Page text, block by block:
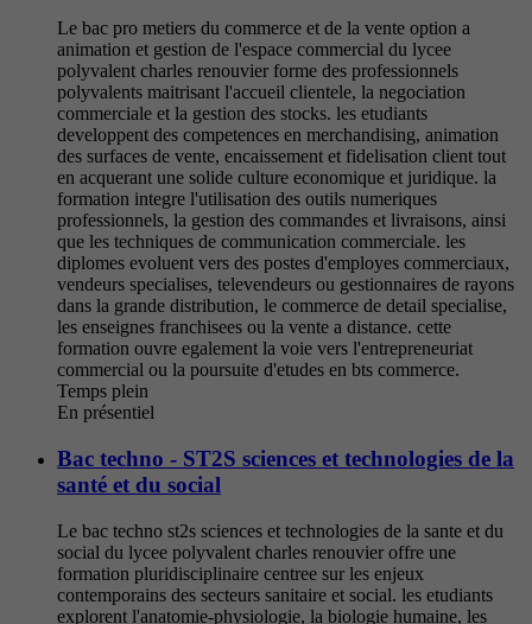
Le bac pro metiers du commerce et de la vente option a
animation et gestion de l'espace commercial du lycee
polyvalent charles renouvier forme des professionnels
polyvalents maitrisant l'accueil clientele, la negociation
commerciale et la gestion des stocks. les etudiants
developpent des competences en merchandising, animation
des surfaces de vente, encaissement et fidelisation client tout
en acquerant une solide culture economique et juridique. la
formation integre l'utilisation des outils numeriques
professionnels, la gestion des commandes et livraisons, ainsi
que les techniques de communication commerciale. les
diplomes evoluent vers des postes d'employes commerciaux,
vendeurs specialises, televendeurs ou gestionnaires de rayons
dans la grande distribution, le commerce de detail specialise,
les enseignes franchisees ou la vente a distance. cette
formation ouvre egalement la voie vers l'entrepreneuriat
commercial ou la poursuite d'etudes en bts commerce.
Temps plein
En présentiel
Bac techno - ST2S sciences et technologies de la
santé et du social
Le bac techno st2s sciences et technologies de la sante et du
social du lycee polyvalent charles renouvier offre une
formation pluridisciplinaire centree sur les enjeux
contemporains des secteurs sanitaire et social. les etudiants
explorent l'anatomie-physiologie, la biologie humaine, les